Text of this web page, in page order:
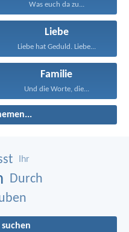
Was euch da zu...
Liebe
Liebe hat Geduld. Liebe...
Familie
Und die Worte, die...
Ihr
Durch